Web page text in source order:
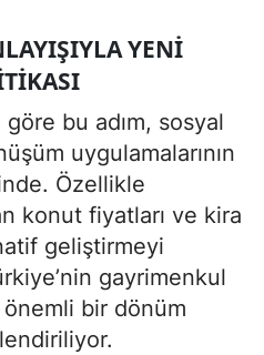
YENI
bu adım, sosyal
uygulamalarının
Özellikle
konut fiyatları ve kira
geliştirmeyi
gayrimenkul
bir dönüm